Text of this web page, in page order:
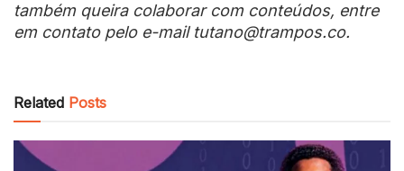
também queira colaborar com conteúdos, entre
em contato pelo e-mail tutano@trampos.co.
Related Posts